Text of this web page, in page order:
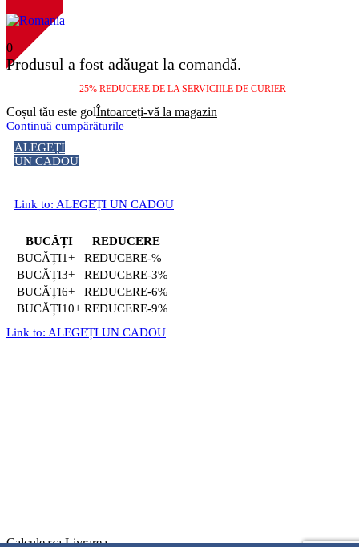
0
Produsul a fost adăugat la comandă.
- 25% REDUCERE DE LA SERVICIILE DE CURIER
Coșul tău este golÎntoarceți-vă la magazin
Continuă cumpărăturile
ALEGEȚI
UN CADOU
Link to: ALEGEȚI UN CADOU
BUCĂȚI
REDUCERE
1+
-%
3+
-3%
6+
-6%
10+
-9%
Link to: ALEGEȚI UN CADOU
Calculeaza Livrarea